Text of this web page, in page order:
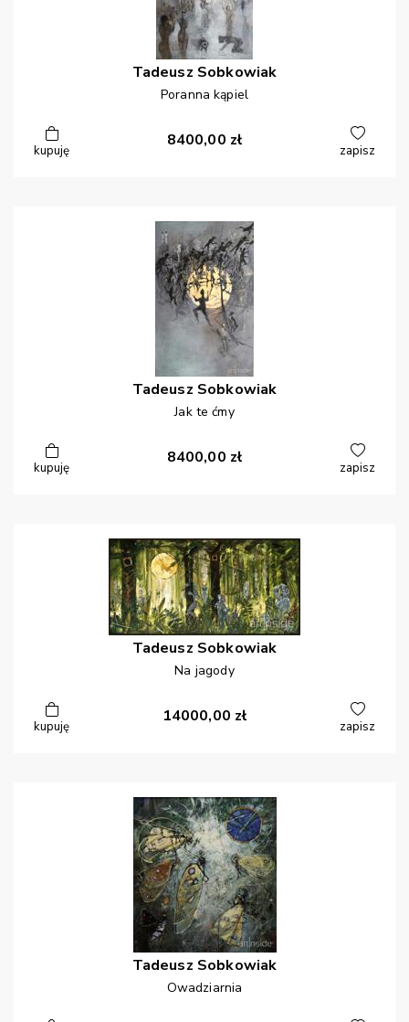
Tadeusz Sobkowiak
Poranna kąpiel
kupuję
8400,00 zł
zapisz
Tadeusz Sobkowiak
Jak te ćmy
kupuję
8400,00 zł
zapisz
Tadeusz Sobkowiak
Na jagody
kupuję
14000,00 zł
zapisz
Tadeusz Sobkowiak
Owadziarnia